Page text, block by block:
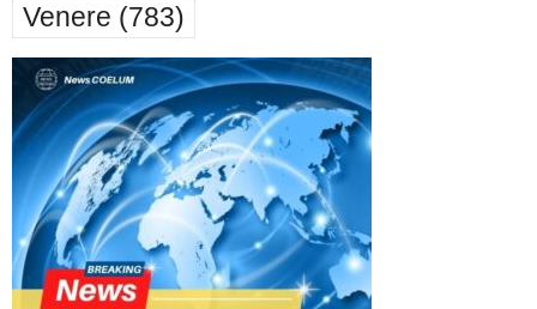
Venere (783)